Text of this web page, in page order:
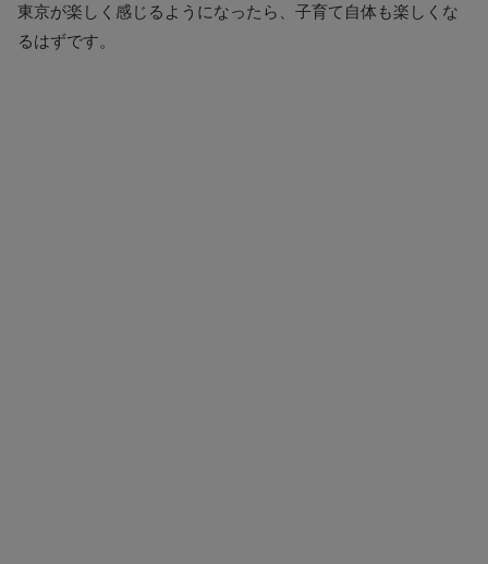
東京が楽しく感じるようになったら、子育て自体も楽しくな
るはずです。